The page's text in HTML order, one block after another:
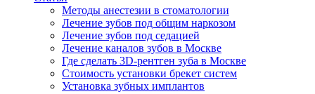
Методы анестезии в стоматологии
Лечение зубов под общим наркозом
Лечение зубов под седацией
Лечение каналов зубов в Москве
Где сделать 3D-рентген зуба в Москве
Стоимость установки брекет систем
Установка зубных имплантов